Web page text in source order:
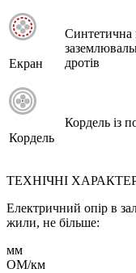
Екран
Синтетична
дротів
Кордель
Кордель із
ТЕХНІЧНІ
Електричний опір в
жили, не більше:
мм
ОМ/км